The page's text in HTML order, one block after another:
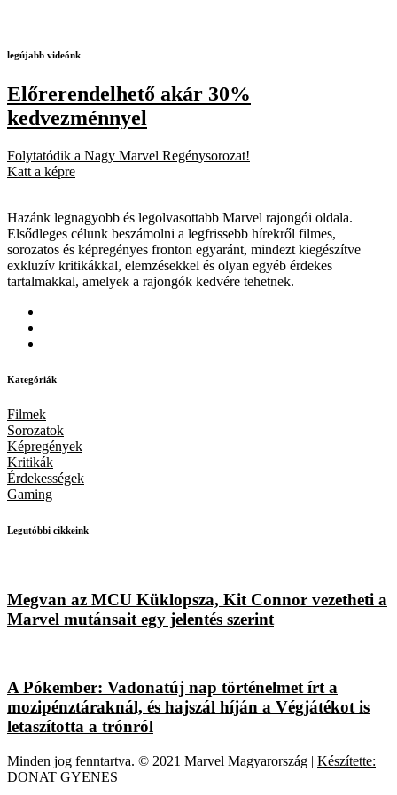
legújabb videónk
Előrerendelhető akár 30%
kedvezménnyel
Folytatódik a Nagy Marvel Regénysorozat!
Katt a képre
Hazánk legnagyobb és legolvasottabb Marvel rajongói oldala.
Elsődleges célunk beszámolni a legfrissebb hírekről filmes,
sorozatos és képregényes fronton egyaránt, mindezt kiegészítve
exkluzív kritikákkal, elemzésekkel és olyan egyéb érdekes
tartalmakkal, amelyek a rajongók kedvére tehetnek.
Kategóriák
Filmek
Sorozatok
Képregények
Kritikák
Érdekességek
Gaming
Legutóbbi cikkeink
Megvan az MCU Küklopsza, Kit Connor vezetheti a
Marvel mutánsait egy jelentés szerint
A Pókember: Vadonatúj nap történelmet írt a
mozipénztáraknál, és hajszál híján a Végjátékot is
letaszította a trónról
Minden jog fenntartva. © 2021 Marvel Magyarország | Készítette:
DONAT GYENES